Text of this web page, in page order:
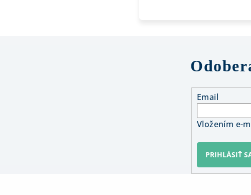
Email
Vložením e-
PRIHLÁSIŤ